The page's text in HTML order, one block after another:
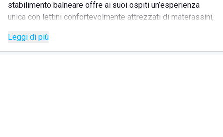
stabilimento balneare offre ai suoi ospiti un’esperienza
unica con lettini confortevolmente attrezzati di materassini,
punto di forza di Playa79 è il ristorante, celebre per il menu
a base di pesce freschissimo e piatti tipici della tradizione
Leggi di più